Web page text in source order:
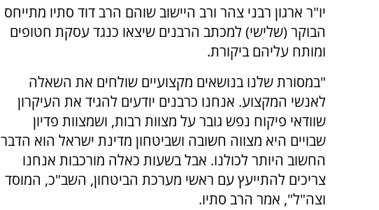
יו"ר ארגון רבני צהר ורב היישוב שוהם הרב דוד סתיו מתייחס
הבוקר (שלישי) למכתב הרבנים שיצאו כנגד עסקת חטופים
ומותח עליהם ביקורת.
"במסורת שלנו בנושאים מקצועיים שולחים את השאלה
לאנשי המקצוע. אנחנו כרבנים יודעים להגיד את העיקרון
שוודאי פיקוח נפש גובר על מצוות רבות, ושמצוות פדיון
שבויים היא מצווה חשובה ושביטחון מדינת ישראל הוא הדבר
החשוב היותר לכולנו. אבל בשעות כאלה מורכבות אנחנו
צריכים להתייעץ עם ראשי מערכת הביטחון, השב"כ, המוסד
וצה"ל", אמר הרב סתיו.